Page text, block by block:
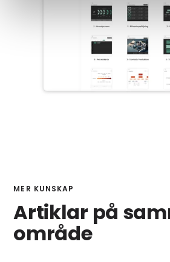
MER KUNSKAP
Artiklar på
område